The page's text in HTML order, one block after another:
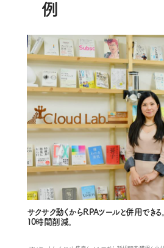
例
サクサク動くからRPAツールと併用でき
10時間削減。